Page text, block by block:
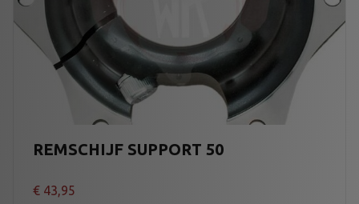
REMSCHIJF SUPPORT 50
€ 43,95